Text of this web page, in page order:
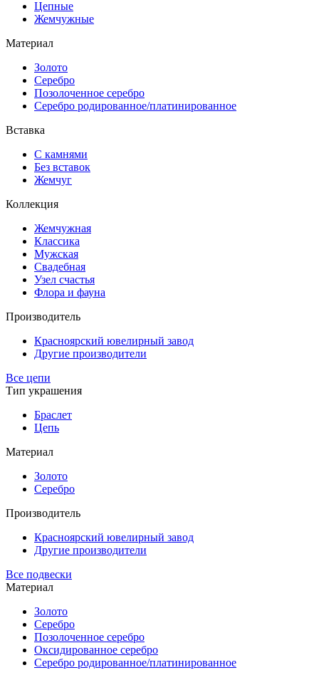
Цепные
Жемчужные
Материал
Золото
Серебро
Позолоченное серебро
Серебро родированное/платинированное
Вставка
С камнями
Без вставок
Жемчуг
Коллекция
Жемчужная
Классика
Мужская
Свадебная
Узел счастья
Флора и фауна
Производитель
Красноярский ювелирный завод
Другие производители
Все цепи
Тип украшения
Браслет
Цепь
Материал
Золото
Серебро
Производитель
Красноярский ювелирный завод
Другие производители
Все подвески
Материал
Золото
Серебро
Позолоченное серебро
Оксидированное серебро
Серебро родированное/платинированное